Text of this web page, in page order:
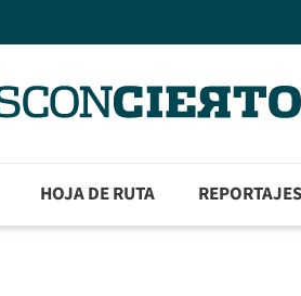
HOJA DE RUTA REPORTAJES